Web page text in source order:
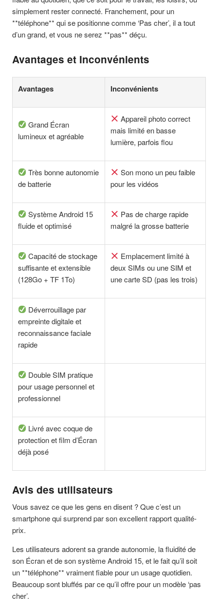
simplement rester connecté. Franchement, pour un
**téléphone** qui se positionne comme ‘Pas cher’, il a tout
d’un grand, et vous ne serez **pas** déçu.
Avantages et Inconvénients
Avantages Inconvénients
Grand Écran
lumineux et agréable
Appareil photo correct
mais limité en basse
lumière, parfois flou
Très bonne autonomie
de batterie
Son mono un peu faible
pour les vidéos
Système Android 15
fluide et optimisé
Pas de charge rapide
malgré la grosse batterie
Capacité de stockage
suffisante et extensible
(128Go + TF 1To)
Emplacement limité à
deux SIMs ou une SIM et
une carte SD (pas les trois)
Déverrouillage par
empreinte digitale et
reconnaissance faciale
rapide
Double SIM pratique
pour usage personnel et
professionnel
Livré avec coque de
protection et film d’Écran
déjà posé
Avis des utilisateurs
Vous savez ce que les gens en disent ? Que c’est un
smartphone qui surprend par son excellent rapport qualité-
prix.
Les utilisateurs adorent sa grande autonomie, la fluidité de
son Écran et de son système Android 15, et le fait qu’il soit
un **téléphone** vraiment fiable pour un usage quotidien.
Beaucoup sont bluffés par ce qu’il offre pour un modèle ‘pas
cher’.